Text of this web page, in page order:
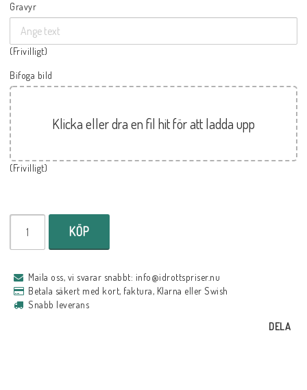
Gravyr
(Frivilligt)
Bifoga bild
Klicka eller dra en fil hit för att ladda upp
(Frivilligt)
KÖP
Maila oss, vi svarar snabbt: info@idrottspriser.nu
Betala säkert med kort, faktura, Klarna eller Swish
Snabb leverans
DELA